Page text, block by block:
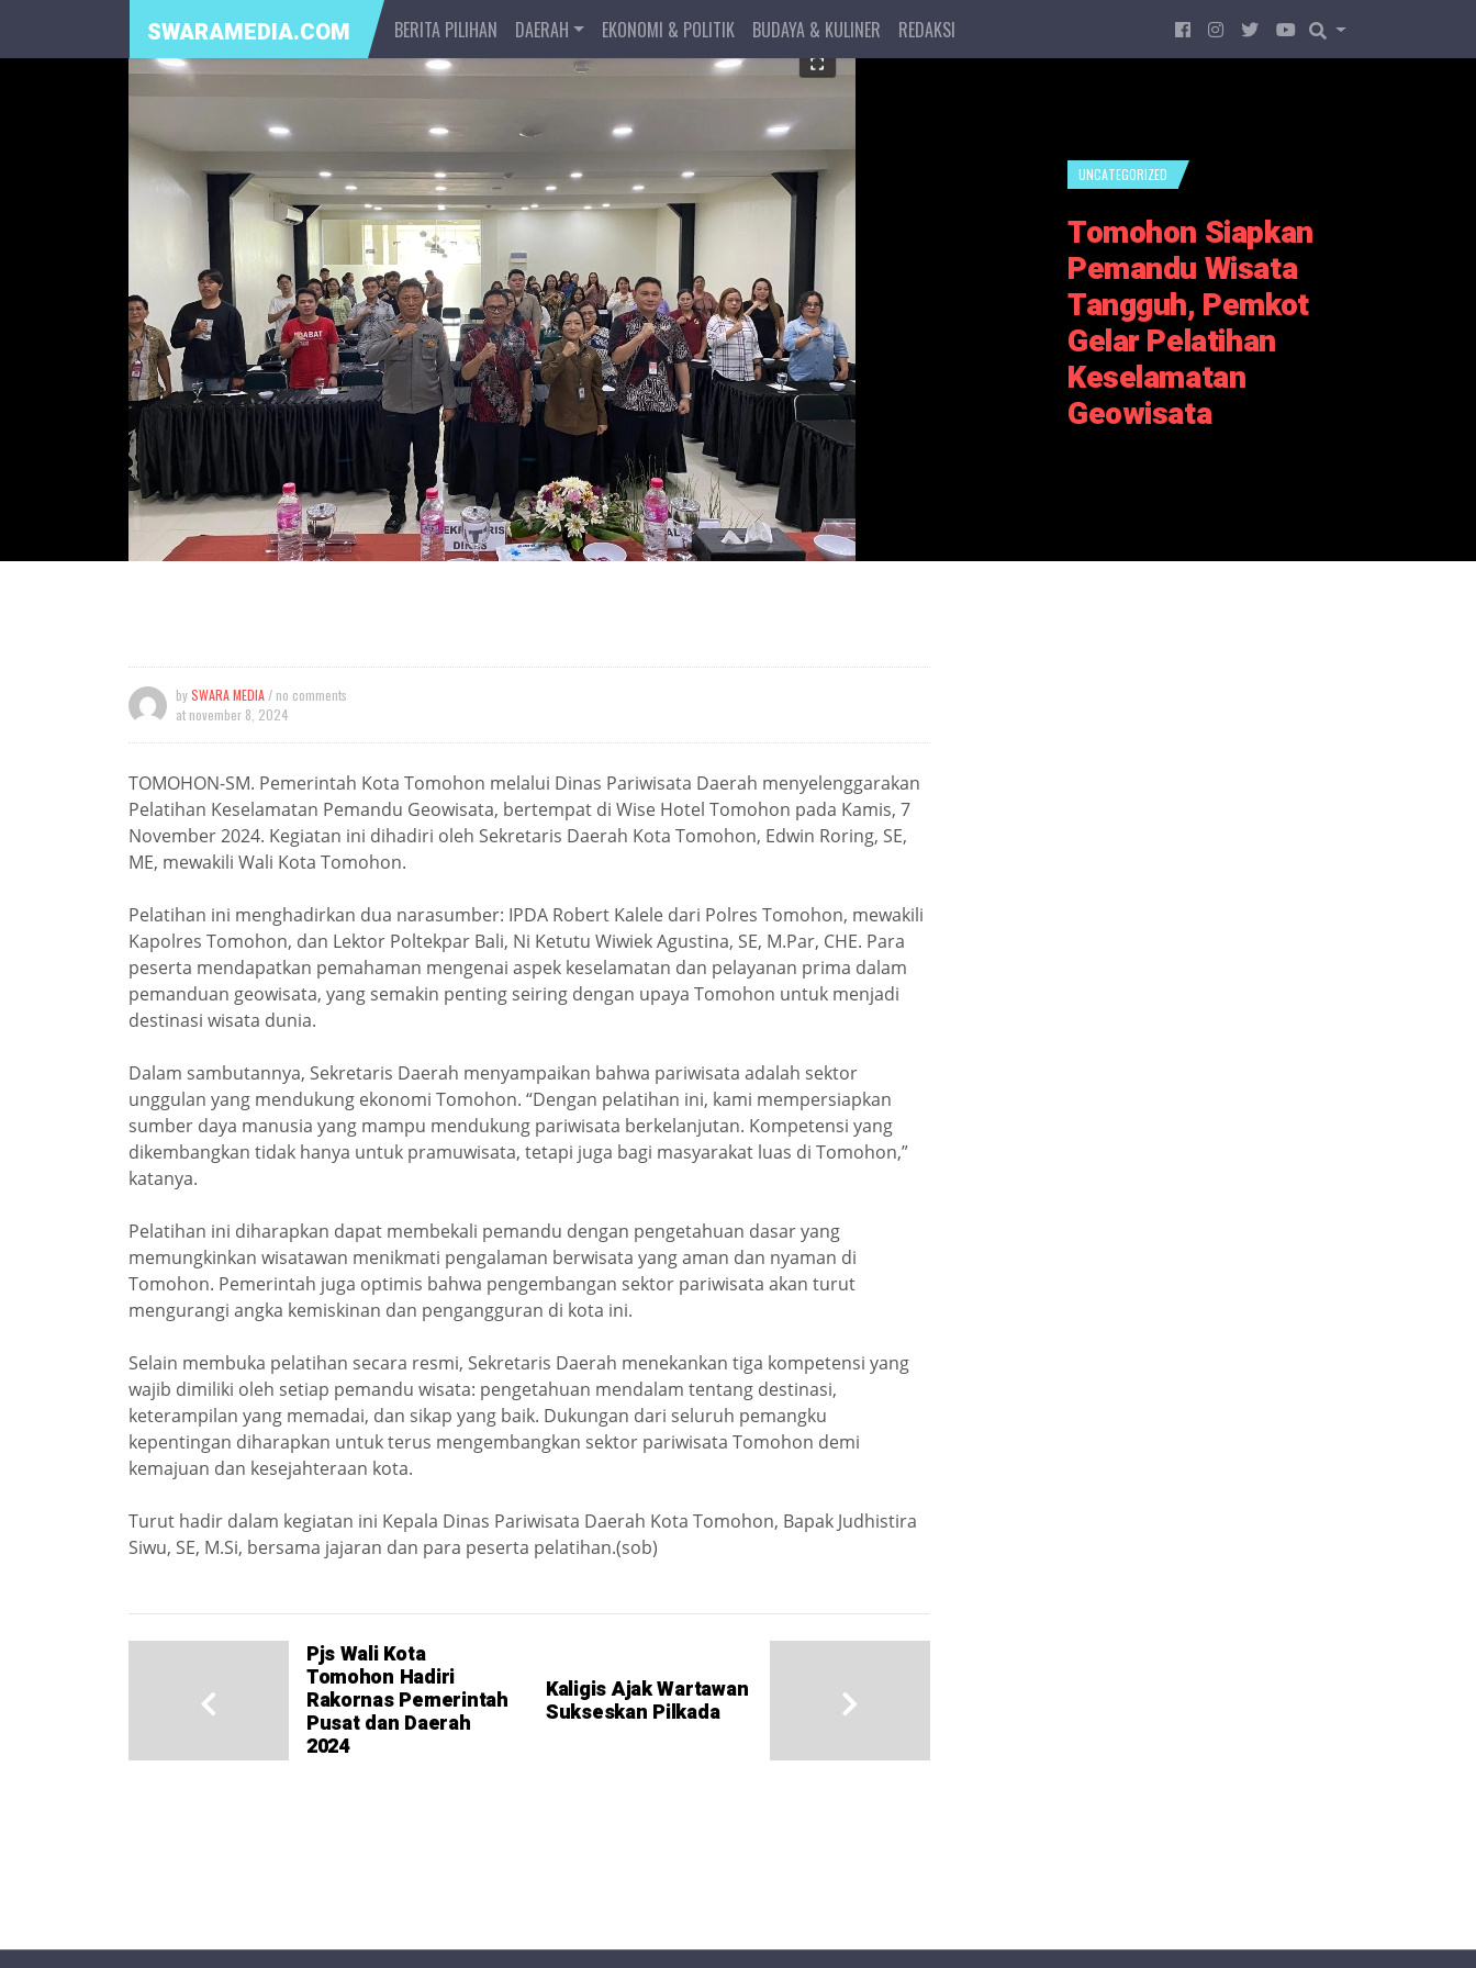
SWARAMEDIA.COM BERITA PILIHAN DAERAH EKONOMI & POLITIK BUDAYA & KULINER REDAKSI
UNCATEGORIZED
Tomohon Siapkan
Pemandu Wisata
Tangguh, Pemkot
Gelar Pelatihan
Keselamatan
Geowisata
bySWARA MEDIA / no comments
at november 8, 2024
TOMOHON-SM. Pemerintah Kota Tomohon melalui Dinas Pariwisata Daerah menyelenggarakan
Pelatihan Keselamatan Pemandu Geowisata, bertempat di Wise Hotel Tomohon pada Kamis, 7
November 2024. Kegiatan ini dihadiri oleh Sekretaris Daerah Kota Tomohon, Edwin Roring, SE,
ME, mewakili Wali Kota Tomohon.
Pelatihan ini menghadirkan dua narasumber: IPDA Robert Kalele dari Polres Tomohon, mewakili
Kapolres Tomohon, dan Lektor Poltekpar Bali, Ni Ketutu Wiwiek Agustina, SE, M.Par, CHE. Para
peserta mendapatkan pemahaman mengenai aspek keselamatan dan pelayanan prima dalam
pemanduan geowisata, yang semakin penting seiring dengan upaya Tomohon untuk menjadi
destinasi wisata dunia.
Dalam sambutannya, Sekretaris Daerah menyampaikan bahwa pariwisata adalah sektor
unggulan yang mendukung ekonomi Tomohon. “Dengan pelatihan ini, kami mempersiapkan
sumber daya manusia yang mampu mendukung pariwisata berkelanjutan. Kompetensi yang
dikembangkan tidak hanya untuk pramuwisata, tetapi juga bagi masyarakat luas di Tomohon,”
katanya.
Pelatihan ini diharapkan dapat membekali pemandu dengan pengetahuan dasar yang
memungkinkan wisatawan menikmati pengalaman berwisata yang aman dan nyaman di
Tomohon. Pemerintah juga optimis bahwa pengembangan sektor pariwisata akan turut
mengurangi angka kemiskinan dan pengangguran di kota ini.
Selain membuka pelatihan secara resmi, Sekretaris Daerah menekankan tiga kompetensi yang
wajib dimiliki oleh setiap pemandu wisata: pengetahuan mendalam tentang destinasi,
keterampilan yang memadai, dan sikap yang baik. Dukungan dari seluruh pemangku
kepentingan diharapkan untuk terus mengembangkan sektor pariwisata Tomohon demi
kemajuan dan kesejahteraan kota.
Turut hadir dalam kegiatan ini Kepala Dinas Pariwisata Daerah Kota Tomohon, Bapak Judhistira
Siwu, SE, M.Si, bersama jajaran dan para peserta pelatihan.(sob)
Pjs Wali Kota
Tomohon Hadiri
Rakornas Pemerintah
Pusat dan Daerah
2024
Kaligis Ajak Wartawan
Sukseskan Pilkada